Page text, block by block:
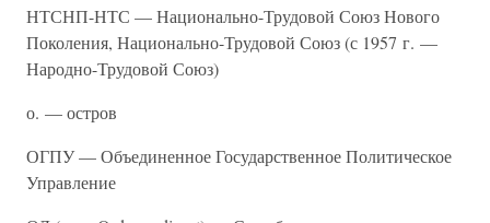
НТСНП-НТС — Национально-Трудовой Союз Нового
Поколения, Национально-Трудовой Союз (с 1957 г. —
Народно-Трудовой Союз)
о. — остров
ОГПУ — Объединенное Государственное Политическое
Управление